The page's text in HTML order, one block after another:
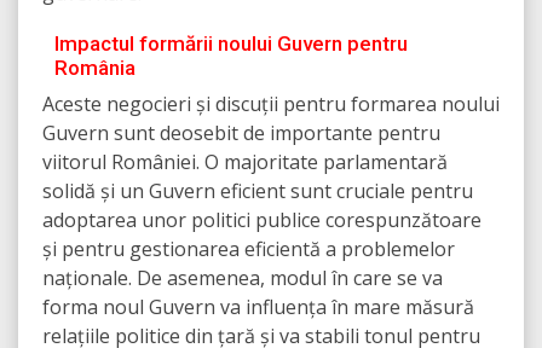
Impactul formării noului Guvern pentru
România
Aceste negocieri și discuții pentru formarea noului
Guvern sunt deosebit de importante pentru
viitorul României. O majoritate parlamentară
solidă și un Guvern eficient sunt cruciale pentru
adoptarea unor politici publice corespunzătoare
și pentru gestionarea eficientă a problemelor
naționale. De asemenea, modul în care se va
forma noul Guvern va influența în mare măsură
relațiile politice din țară și va stabili tonul pentru